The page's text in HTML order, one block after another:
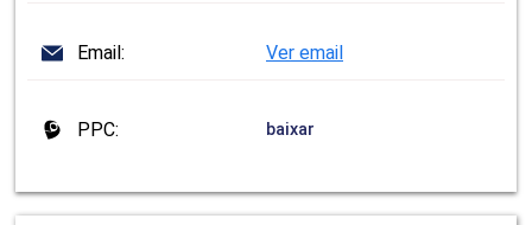
Email: Ver email
PPC: baixar